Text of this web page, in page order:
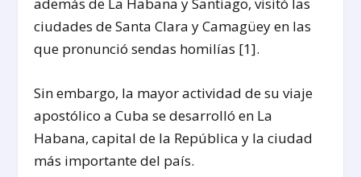
ciudades de Santa Clara y Camagüey en las
que pronunció sendas homilías [1].
Sin embargo, la mayor actividad de su viaje
apostólico a Cuba se desarrolló en La
Habana, capital de la República y la ciudad
más importante del país.